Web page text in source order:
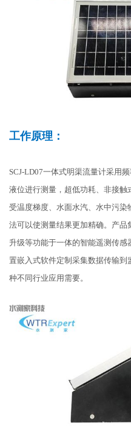
工作原理：
SCJ-LD07一体式明渠流量计采用
液位进行测量， 超低功耗、非接触
受温度梯度、水面水汽、水中污
法可以使测量结果更加精确。产
升级等功能于一体的智能遥测传
置嵌入式软件定制采集数据传输
种不同行业应用需要。